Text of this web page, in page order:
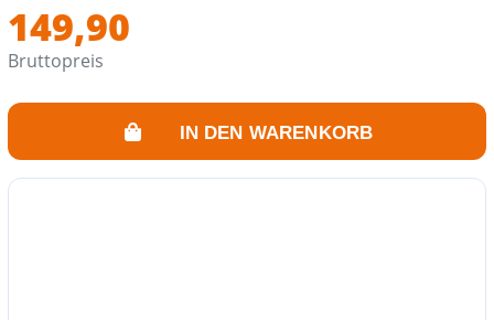
149,90
Bruttopreis
IN DEN WARENKORB